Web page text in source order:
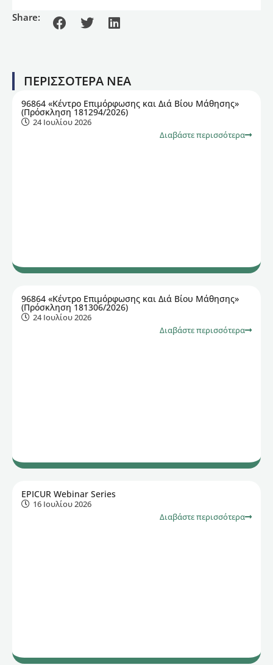
Share:
ΠΕΡΙΣΣΟΤΕΡΑ ΝΕΑ
96864 «Κέντρο Επιμόρφωσης και Διά Βίου Μάθησης»
(Πρόσκληση 181294/2026)
24 Ιουλίου 2026
Διαβάστε περισσότερα
96864 «Κέντρο Επιμόρφωσης και Διά Βίου Μάθησης»
(Πρόσκληση 181306/2026)
24 Ιουλίου 2026
Διαβάστε περισσότερα
EPICUR Webinar Series
16 Ιουλίου 2026
Διαβάστε περισσότερα